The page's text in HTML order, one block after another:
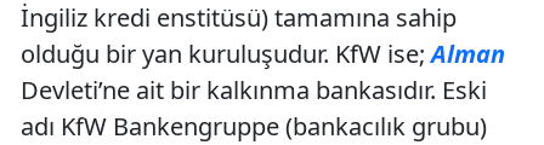
İngiliz kredi enstitüsü) tamamına sahip
olduğu bir yan kuruluşudur. KfW ise;Alman
Devleti’ne ait bir kalkınma bankasıdır. Eski
adı KfW Bankengruppe (bankacılık grubu)